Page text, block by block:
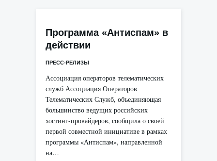
Программа «Антиспам» в
действии
ПРЕСС-РЕЛИЗЫ
Ассоциация операторов телематических
служб Ассоциация Операторов
Телематических Служб, объединяющая
большинство ведущих российских
хостинг-провайдеров, сообщила о своей
первой совместной инициативе в рамках
программы «Антиспам», направленной
на…